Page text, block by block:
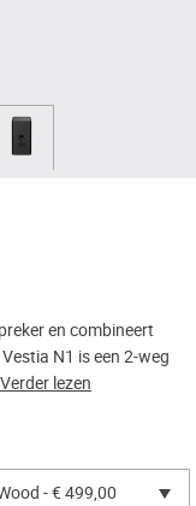
en combineert
N1 is een 2-weg
Verder lezen
- € 499,00